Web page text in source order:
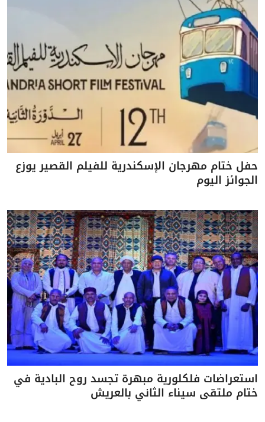
حفل ختام مهرجان الإسكندرية للفيلم القصير يوزع
الجوائز اليوم
استعراضات فلكلورية مبهرة تجسد روح البادية في
ختام ملتقى سيناء الثاني بالعريش